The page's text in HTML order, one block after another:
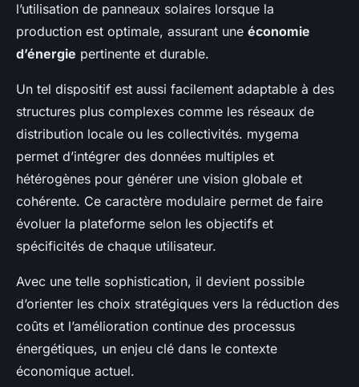
l’utilisation de panneaux solaires lorsque la
production est optimale, assurant une économie
d’énergie pertinente et durable.
Un tel dispositif est aussi facilement adaptable à des
structures plus complexes comme les réseaux de
distribution locale ou les collectivités. mygema
permet d’intégrer des données multiples et
hétérogènes pour générer une vision globale et
cohérente. Ce caractère modulaire permet de faire
évoluer la plateforme selon les objectifs et
spécificités de chaque utilisateur.
Avec une telle sophistication, il devient possible
d’orienter les choix stratégiques vers la réduction des
coûts et l’amélioration continue des processus
énergétiques, un enjeu clé dans le contexte
économique actuel.